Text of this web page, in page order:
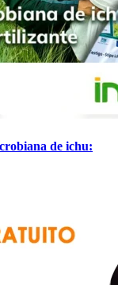
de ichu: